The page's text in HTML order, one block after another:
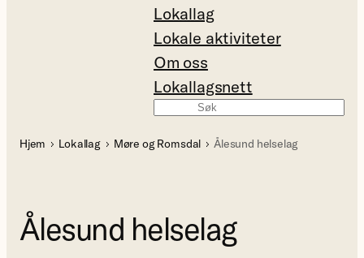
Lokallag
Lokale aktiviteter
Om oss
Lokallagsnett
Hjem Lokallag Møre og Romsdal Ålesund helselag
Ålesund helselag